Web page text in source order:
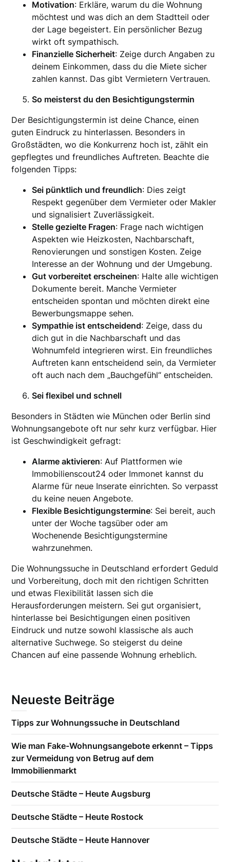
Motivation: Erkläre, warum du die Wohnung
möchtest und was dich an dem Stadtteil oder
der Lage begeistert. Ein persönlicher Bezug
wirkt oft sympathisch.
Finanzielle Sicherheit: Zeige durch Angaben zu
deinem Einkommen, dass du die Miete sicher
zahlen kannst. Das gibt Vermietern Vertrauen.
So meisterst du den Besichtigungstermin
Der Besichtigungstermin ist deine Chance, einen
guten Eindruck zu hinterlassen. Besonders in
Großstädten, wo die Konkurrenz hoch ist, zählt ein
gepflegtes und freundliches Auftreten. Beachte die
folgenden Tipps:
Sei pünktlich und freundlich: Dies zeigt
Respekt gegenüber dem Vermieter oder Makler
und signalisiert Zuverlässigkeit.
Stelle gezielte Fragen: Frage nach wichtigen
Aspekten wie Heizkosten, Nachbarschaft,
Renovierungen und sonstigen Kosten. Zeige
Interesse an der Wohnung und der Umgebung.
Gut vorbereitet erscheinen: Halte alle wichtigen
Dokumente bereit. Manche Vermieter
entscheiden spontan und möchten direkt eine
Bewerbungsmappe sehen.
Sympathie ist entscheidend: Zeige, dass du
dich gut in die Nachbarschaft und das
Wohnumfeld integrieren wirst. Ein freundliches
Auftreten kann entscheidend sein, da Vermieter
oft auch nach dem „Bauchgefühl“ entscheiden.
Sei flexibel und schnell
Besonders in Städten wie München oder Berlin sind
Wohnungsangebote oft nur sehr kurz verfügbar. Hier
ist Geschwindigkeit gefragt:
Alarme aktivieren: Auf Plattformen wie
Immobilienscout24 oder Immonet kannst du
Alarme für neue Inserate einrichten. So verpasst
du keine neuen Angebote.
Flexible Besichtigungstermine: Sei bereit, auch
unter der Woche tagsüber oder am
Wochenende Besichtigungstermine
wahrzunehmen.
Die Wohnungssuche in Deutschland erfordert Geduld
und Vorbereitung, doch mit den richtigen Schritten
und etwas Flexibilität lassen sich die
Herausforderungen meistern. Sei gut organisiert,
hinterlasse bei Besichtigungen einen positiven
Eindruck und nutze sowohl klassische als auch
alternative Suchwege. So steigerst du deine
Chancen auf eine passende Wohnung erheblich.
Neueste Beiträge
Tipps zur Wohnungssuche in Deutschland
Wie man Fake-Wohnungsangebote erkennt – Tipps
zur Vermeidung von Betrug auf dem
Immobilienmarkt
Deutsche Städte – Heute Augsburg
Deutsche Städte – Heute Rostock
Deutsche Städte – Heute Hannover